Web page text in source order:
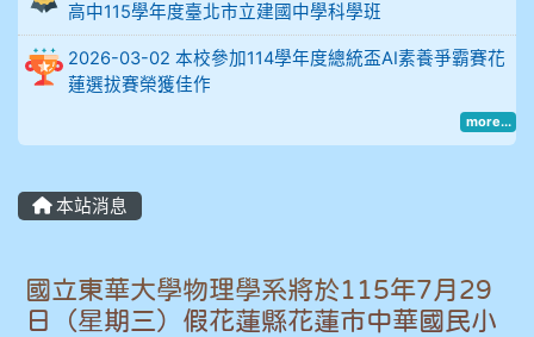
904彭子庭
905蔣昇和
905周沛蓉
905鄭瑀安
907張晏寧
高中115學年度臺北市立建國中學科學班
2026-03-02 本校參加114學年度總統盃AI素養爭霸賽花
蓮選拔賽榮獲佳作
more...
本站消息
國立東華大學物理學系將於115年7月29
日（星期三）假花蓮縣花蓮市中華國民小